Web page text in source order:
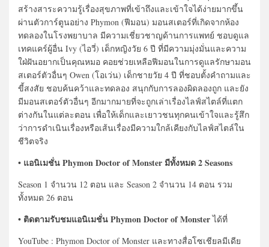
สร้างสาระความรู้เรื่องสุขภาพที่เข้าถึงและเข้าใจได้ง่ายมากขึ้น
ผ่านตัวการ์ตูนอย่าง Phymon (ฟีมอน) มอนสเตอร์ที่เกิดจากห้อง
ทดลองในโรงพยาบาล มีความเชี่ยวชาญด้านการแพทย์ ชอบดูแล
เทคแคร์ผู้อื่น Ivy (ไอวี่) เด็กหญิงวัย 6 ปี ที่มีความมุ่งมั่นและความ
ใฝ่ฝันอยากเป็นคุณหมอ คอยช่วยเหลือฟีมอนในการดูแลรักษามอน
สเตอร์ตัวอื่นๆ Owen (โอเว่น) เด็กชายวัย 4 ปี ที่ชอบตั้งคำถามและ
ขี้สงสัย ชอบค้นคว้าและทดลอง สนุกกับการลองผิดลองถูก และยัง
มีมอนสเตอร์ตัวอื่นๆ อีกมากมายที่จะถูกเล่าเรื่องไลฟ์สไตล์ที่แตก
ต่างกันในแต่ละตอน เพื่อให้เด็กและเยาวชนทุกคนเข้าใจและรู้สึก
ว่าการดำเนินเรื่องหรือเส้นเรื่องมีความใกล้เคียงกับไลฟ์สไตล์ใน
ชีวิตจริง
• แอนิเมชั่น Phymon Doctor of Monster มีทั้งหมด 2 Seasons
Season 1 จำนวน 12 ตอน และ Season 2 จำนวน 14 ตอน รวม
ทั้งหมด 26 ตอน
• ติดตามรับชมแอนิเมชั่น Phymon Doctor of Monsterได้ที่
YouTube : Phymon Doctor of Monster และทางสื่อโซเชียลมีเดีย